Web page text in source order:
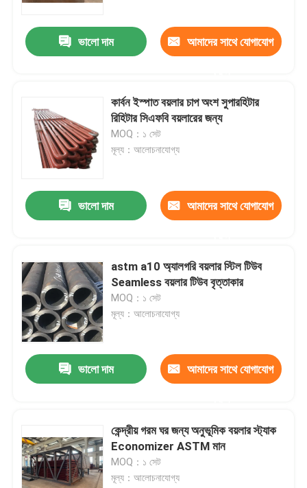
ভালো দাম আমাদের সাথে যোগাযোগ
কার্বন ইস্পাত বয়লার চাপ অংশ সুপারহিটার
রিহিটার সিএফবি বয়লারের জন্য
MOQ：১ সেট
মূল্য：আলোচনাযোগ্য
ভালো দাম আমাদের সাথে যোগাযোগ
astm a10 অ্যালগরি বয়লার স্টিল টিউব
Seamless বয়লার টিউব বৃত্তাকার
MOQ：১ সেট
মূল্য：আলোচনাযোগ্য
ভালো দাম আমাদের সাথে যোগাযোগ
কেন্দ্রীয় গরম ঘর জন্য অনুভূমিক বয়লার স্ট্যাক
Economizer ASTM মান
MOQ：১ সেট
মূল্য：আলোচনাযোগ্য